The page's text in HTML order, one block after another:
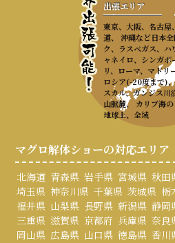
出張エリア
東京、大阪、名古屋
道、 沖縄など日本
ク、ラスベガス、ハ
ャネイロ、シンガポ
リ、ローマ、マドリ
ロシア(-20度まで)
スカル、ガンジス川
山脈麓、 カリブ海
地球上、全域
マグロ解体ショーの対応エリア
北海道 青森県 岩手県 宮城県 秋田
埼玉県 神奈川県 千葉県 茨城県 栃
福井県 山梨県 長野県 新潟県 静岡
三重県 滋賀県 京都府 兵庫県 奈良
岡山県 広島県 山口県 徳島県 香川